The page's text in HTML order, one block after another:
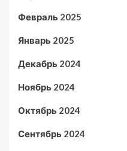
Февраль 2025
Январь 2025
Декабрь 2024
Ноябрь 2024
Октябрь 2024
Сентябрь 2024